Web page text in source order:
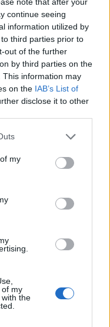
continue seeing
information utilized by
third parties prior to
out of the further
by third parties on the
This information may
on the IAB’s List of
disclose it to other
one or more Google
You may click to
third-party tags to
in below Google
my
of my
the
által